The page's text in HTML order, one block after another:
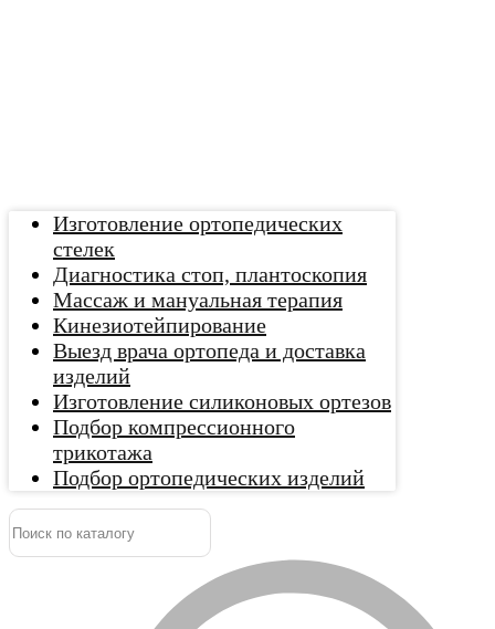
Изготовление ортопедических
стелек
Диагностика стоп, плантоскопия
Массаж и мануальная терапия
Кинезиотейпирование
Выезд врача ортопеда и доставка
изделий
Изготовление силиконовых ортезов
Подбор компрессионного
трикотажа
Подбор ортопедических изделий